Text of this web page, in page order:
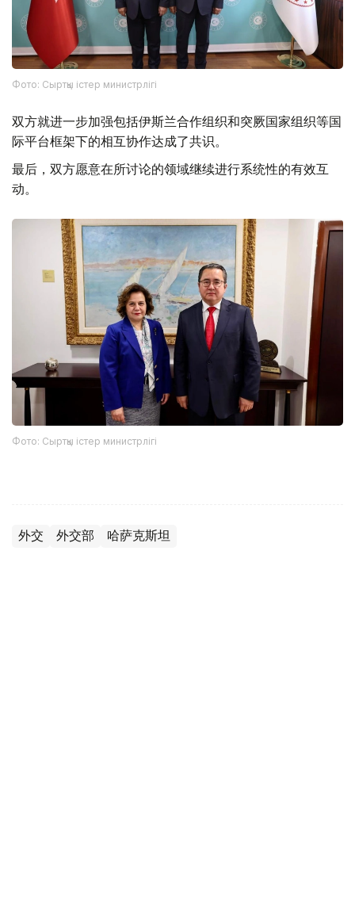
Фото: Сыртқы істер министрлігі
双方就进一步加强包括伊斯兰合作组织和突厥国家组织等国
际平台框架下的相互协作达成了共识。
最后，双方愿意在所讨论的领域继续进行系统性的有效互
动。
Фото: Сыртқы істер министрлігі
外交 外交部 哈萨克斯坦